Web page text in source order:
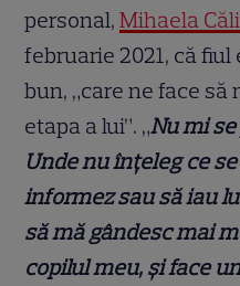
personal,Mihaela
februarie 2021, că
bun, „care ne face
etapa a lui”. „Nu mi
Unde nu înțeleg ce
informez sau să iau
să mă gândesc mai
copilul meu, și face